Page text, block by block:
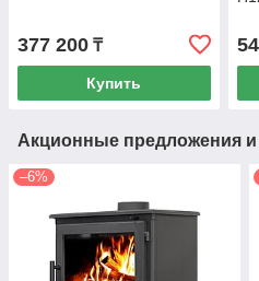
377 200 ₸
Купить
Акционные предложения и
–6%